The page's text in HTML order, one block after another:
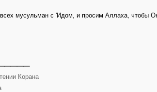
мусульман с 'Идом, и просим Аллаха, чтобы
Корана